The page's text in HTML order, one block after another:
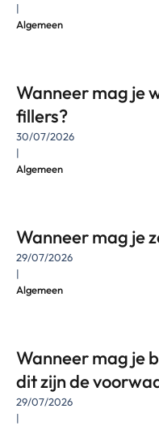
|
Algemeen
Wanneer mag je
fillers?
30/07/2026
|
Algemeen
Wanneer mag je
29/07/2026
|
Algemeen
Wanneer mag je
dit zijn de
29/07/2026
|